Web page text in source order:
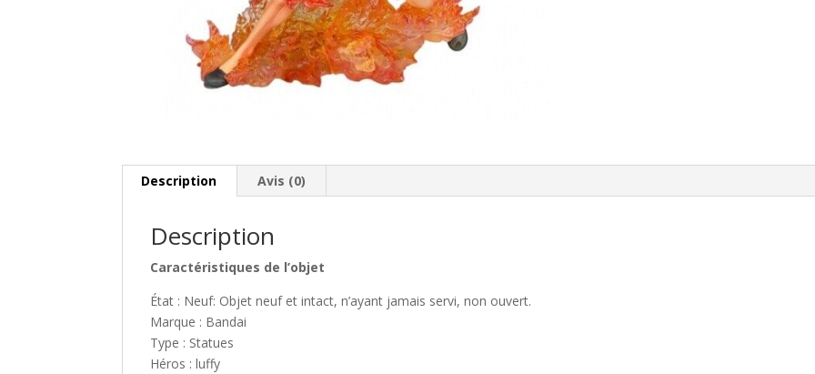
Description Avis (0)
Description
Caractéristiques de l’objet
État : Neuf: Objet neuf et intact, n’ayant jamais servi, non ouvert.
Marque : Bandai
Type : Statues
Héros : luffy